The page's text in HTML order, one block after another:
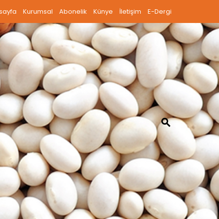
Kurumsal Abonelik Künye İletişim E-Dergi